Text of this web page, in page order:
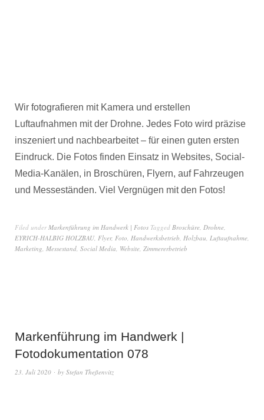
Wir fotografieren mit Kamera und erstellen
Luftaufnahmen mit der Drohne. Jedes Foto wird präzise
inszeniert und nachbearbeitet – für einen guten ersten
Eindruck. Die Fotos finden Einsatz in Websites, Social-
Media-Kanälen, in Broschüren, Flyern, auf Fahrzeugen
und Messeständen. Viel Vergnügen mit den Fotos!
Filed under Markenführung im Handwerk | Fotos Tagged Broschüre Drohne
EYRICH-HALBIG HOLZBAU Flyer, Foto Handwerksbetrieb Holzbau Luftaufnahme
Marketing Messestand Social Media Website Zimmererbetrieb
Markenführung im Handwerk |
Fotodokumentation 078
23. Juli 2020 by Stefan Theßenvitz